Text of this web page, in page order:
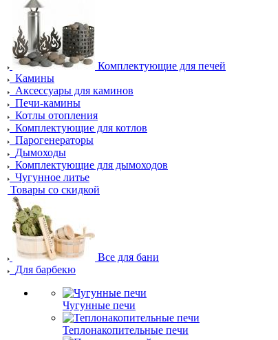
Комплектующие для печей
Камины
Аксессуары для каминов
Печи-камины
Котлы отопления
Комплектующие для котлов
Парогенераторы
Дымоходы
Комплектующие для дымоходов
Чугунное литье
Товары со скидкой
Все для бани
Для барбекю
Чугунные печи
Теплонакопительные печи